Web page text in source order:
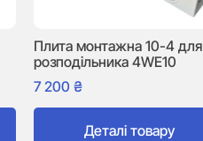
Плита монтажна 10-4 для
розподільника 4WE10
7 200 ₴
Деталі товару